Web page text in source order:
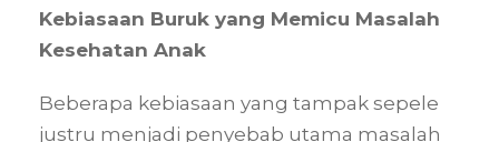
Kebiasaan Buruk yang Memicu Masalah
Kesehatan Anak
Beberapa kebiasaan yang tampak sepele
justru menjadi penyebab utama masalah